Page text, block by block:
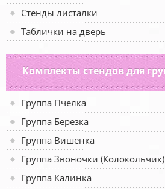
Стенды листалки
Таблички на дверь
Комплекты стендов для
Группа Пчелка
Группа Березка
Группа Вишенка
Группа Звоночки (Колокольчик)
Группа Калинка